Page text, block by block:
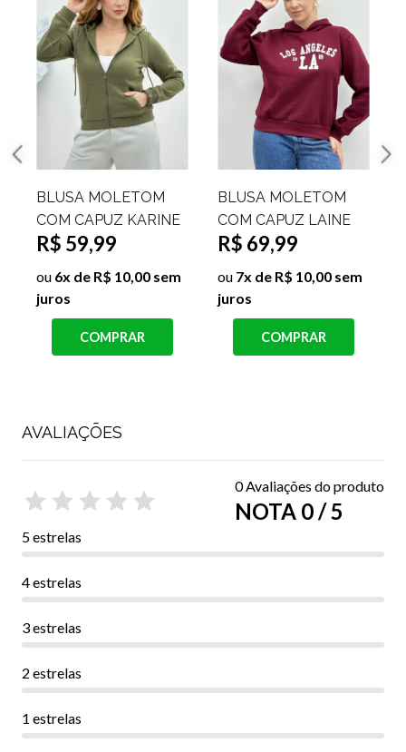
BLUSA MOLETOM
COM CAPUZ KARINE
R$ 59,99
ou 6x de R$ 10,00 sem
juros
COMPRAR
BLUSA MOLETOM
COM CAPUZ LAINE
R$ 69,99
ou 7x de R$ 10,00 sem
juros
COMPRAR
AVALIAÇÕES
0 Avaliações do produto
NOTA 0 / 5
5 estrelas
4 estrelas
3 estrelas
2 estrelas
1 estrelas